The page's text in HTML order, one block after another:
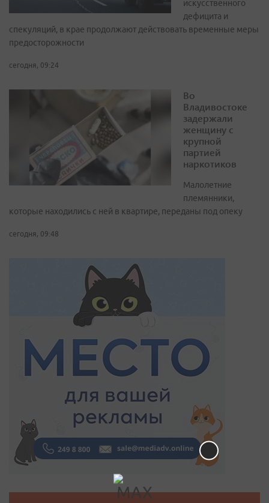
искусственного
дефицита и
спекуляций, в крае продолжают действовать временные меры
предосторожности
сегодня, 09:24
Во
Владивостоке
задержали
женщину с
крупной
партией
наркотиков
Малолетние
племянники,
которые находились с ней в квартире, переданы под опеку
сегодня, 09:48